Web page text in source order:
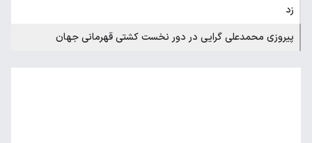
زد
پیروزی محمدعلی گرایی در دور نخست کشتی قهرمانی جهان